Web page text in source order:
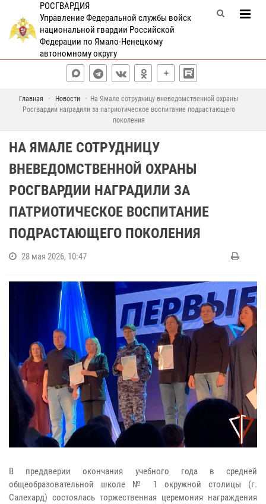
РОСГВАРДИЯ
Управление Федеральной службы войск
национальной гвардии Российской
Федерации по Ямало-Ненецкому
автономному округу
Главная Новости
На Ямале сотрудницу вневедомственной охраны
Росгвардии наградили за патриотическое воспитание подрастающего
поколения
НА ЯМАЛЕ СОТРУДНИЦУ
ВНЕВЕДОМСТВЕННОЙ ОХРАНЫ
РОСГВАРДИИ НАГРАДИЛИ ЗА
ПАТРИОТИЧЕСКОЕ ВОСПИТАНИЕ
ПОДРАСТАЮЩЕГО ПОКОЛЕНИЯ
28 мая 2026, 10:47
В преддверии окончания учебного года в средней
общеобразовательной школе № 1 окружной столицы (г.
Салехард) состоялась торжественная церемония награждения